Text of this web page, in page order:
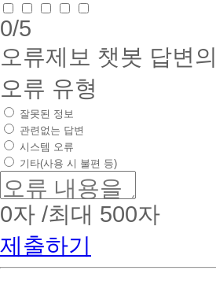
0/5
오류제보 챗봇 답변
오류 유형
잘못된 정보
관련없는 답변
시스템 오류
기타(사용 시 불편 등)
0자 /최대 500자
제출하기